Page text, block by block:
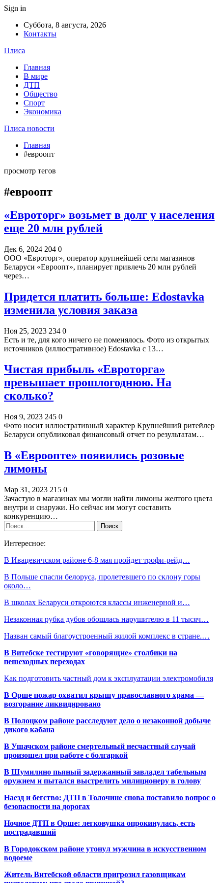
Sign in
Суббота, 8 августа, 2026
Контакты
Плиса
Главная
В мире
ДТП
Общество
Спорт
Экономика
Плиса новости
Главная
#евроопт
просмотр тегов
#евроопт
«Евроторг» возьмет в долг у населения
еще 20 млн рублей
Дек 6, 2024 204 0
ООО «Евроторг», оператор крупнейшей сети магазинов
Беларуси «Евроопт», планирует привлечь 20 млн рублей
через…
Придется платить больше: Edostavka
изменила условия заказа
Ноя 25, 2023 234 0
Есть и те, для кого ничего не поменялось. Фото из открытых
источников (иллюстративное) Edostavka с 13…
Чистая прибыль «Евроторга»
превышает прошлогоднюю. На
сколько?
Ноя 9, 2023 245 0
Фото носит иллюстративный характер Крупнейший ритейлер
Беларуси опубликовал финансовый отчет по результатам…
В «Евроопте» появились розовые
лимоны
Мар 31, 2023 215 0
Зачастую в магазинах мы могли найти лимоны желтого цвета
внутри и снаружи. Но сейчас им могут составить
конкуренцию…
Интересное:
В Ивацевичском районе 6-8 мая пройдет трофи-рейд…
В Польше спасли белоруса, пролетевшего по склону горы
около…
В школах Беларуси откроются классы инженерной и…
Незаконная рубка дубов обошлась нарушителю в 11 тысяч…
Назван самый благоустроенный жилой комплекс в стране.…
В Витебске тестируют «говорящие» столбики на
пешеходных переходах
Как подготовить частный дом к эксплуатации электромобиля
В Орше пожар охватил крышу православного храма —
возгорание ликвидировано
В Полоцком районе расследуют дело о незаконной добыче
дикого кабана
В Ушачском районе смертельный несчастный случай
произошел при работе с болгаркой
В Шумилино пьяный задержанный завладел табельным
оружием и пытался выстрелить милиционеру в голову
Наезд и бегство: ДТП в Толочине снова поставило вопрос о
безопасности на дорогах
Ночное ДТП в Орше: легковушка опрокинулась, есть
пострадавший
В Городокском районе утонул мужчина в искусственном
водоеме
Житель Витебской области пригрозил газовщикам